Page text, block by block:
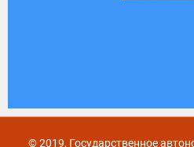
© 2019, Государственное